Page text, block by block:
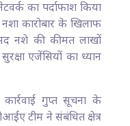
का पर्दाफाश किया
नशा कारोबार के खिलाफ
नशे की कीमत लाखों
एजेंसियों का ध्यान
गुप्त सूचना के
टीम ने संबंधित क्षेत्र